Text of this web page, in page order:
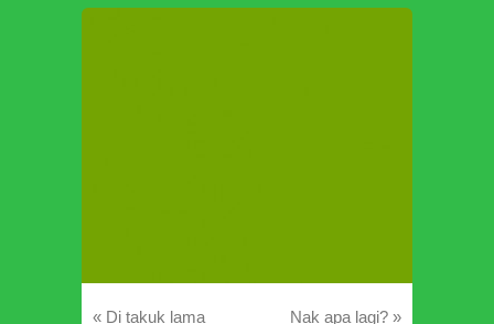
« Di takuk lama Nak apa lagi? »